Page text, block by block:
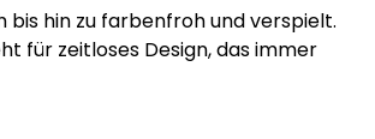
bis hin zu farbenfroh und verspielt.
für zeitloses Design, das immer